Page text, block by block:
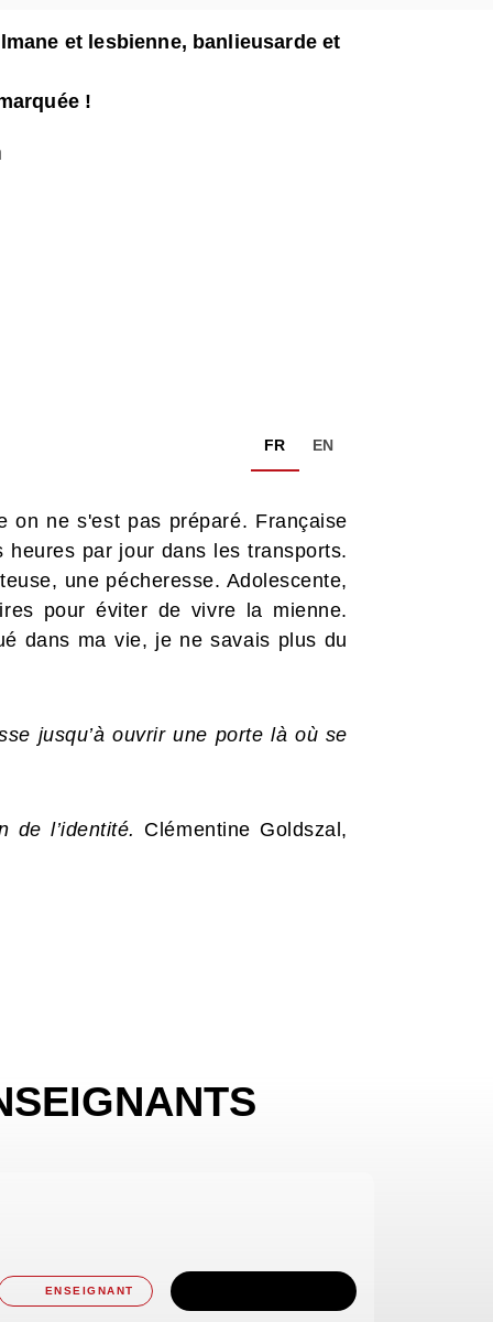
et lesbienne, banlieusarde et
!
FR EN
on ne s'est pas préparé. Française
par jour dans les transports.
une pécheresse. Adolescente,
pour éviter de vivre la mienne.
dans ma vie, je ne savais plus du
jusqu’à ouvrir une porte là où se
de l’identité. Clémentine Goldszal,
ENSEIGNANT